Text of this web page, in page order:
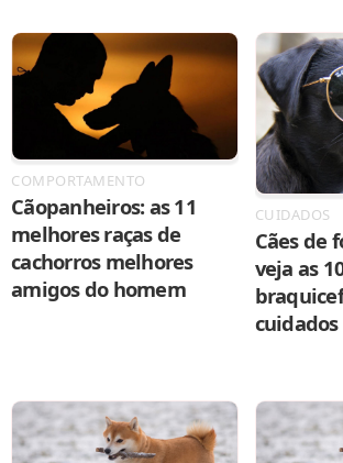
COMPORTAMENTO
Cãopanheiros: as 11
melhores raças de
cachorros melhores
amigos do homem
CUIDADOS
Cães de
veja as
cuidados